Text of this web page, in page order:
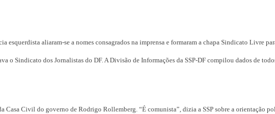
esquerdista aliaram-se a nomes consagrados na imprensa e formaram a chapa Sindicato Livre
o Sindicato dos Jornalistas do DF. A Divisão de Informações da SSP-DF compilou dados de
Casa Civil do governo de Rodrigo Rollemberg. “É comunista”, dizia a SSP sobre a orientação